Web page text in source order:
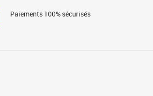
Paiements 100% sécurisés